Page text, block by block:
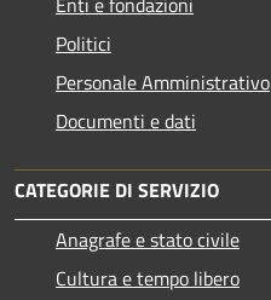
Politici
Personale Amministrativo
Documenti e dati
CATEGORIE DI SERVIZIO
Anagrafe e stato civile
Cultura e tempo libero